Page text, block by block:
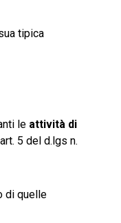
tipica
le attività di
5 del d.lgs n.
di quelle